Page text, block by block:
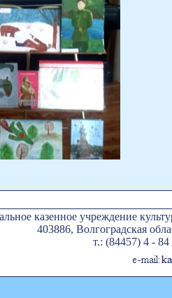
казенное учреждение
403886, Волгоградская
т.: (84457) 4 -